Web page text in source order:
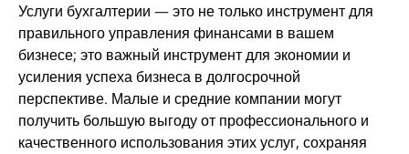
Услуги бухгалтерии — это не только инструмент для
правильного управления финансами в вашем
бизнесе; это важный инструмент для экономии и
усиления успеха бизнеса в долгосрочной
перспективе. Малые и средние компании могут
получить большую выгоду от профессионального и
качественного использования этих услуг, сохраняя